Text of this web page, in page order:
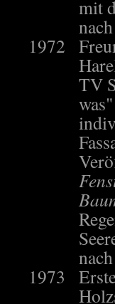
mit
1972
TV
1973